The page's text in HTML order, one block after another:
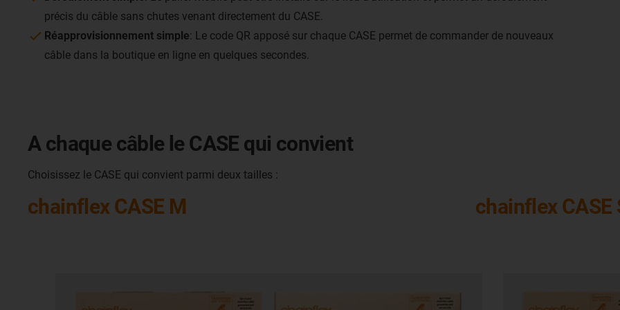
précis du câble sans chutes venant directement du CASE.
Réapprovisionnement simple: Le code QR apposé sur chaque CASE permet de commander de nouveaux
câble dans la boutique en ligne en quelques secondes.
A chaque câble le CASE qui convient
Choisissez le CASE qui convient parmi deux tailles :
chainflex CASE M chainflex CASE